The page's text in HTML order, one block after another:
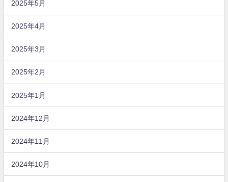
2025年5月
2025年4月
2025年3月
2025年2月
2025年1月
2024年12月
2024年11月
2024年10月